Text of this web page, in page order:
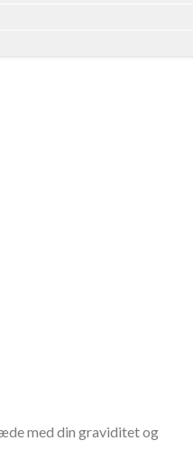
med din graviditet og